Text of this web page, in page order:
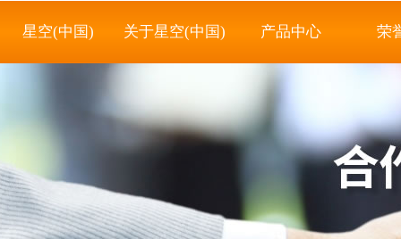
星空(中国) 关于星空(中国) 产品中心 荣